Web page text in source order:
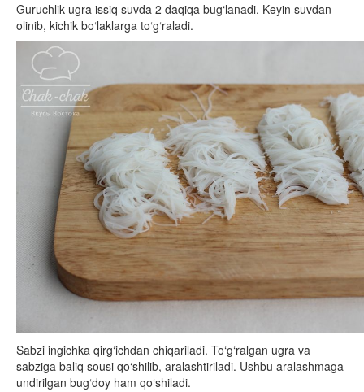
Guruchlik ugra issiq suvda 2 daqiqa bug‘lanadi. Keyin suvdan
olinib, kichik bo‘laklarga to‘g‘raladi.
Sabzi ingichka qirg‘ichdan chiqariladi. To‘g‘ralgan ugra va
sabziga baliq sousi qo‘shilib, aralashtiriladi. Ushbu aralashmaga
undirilgan bug‘doy ham qo‘shiladi.